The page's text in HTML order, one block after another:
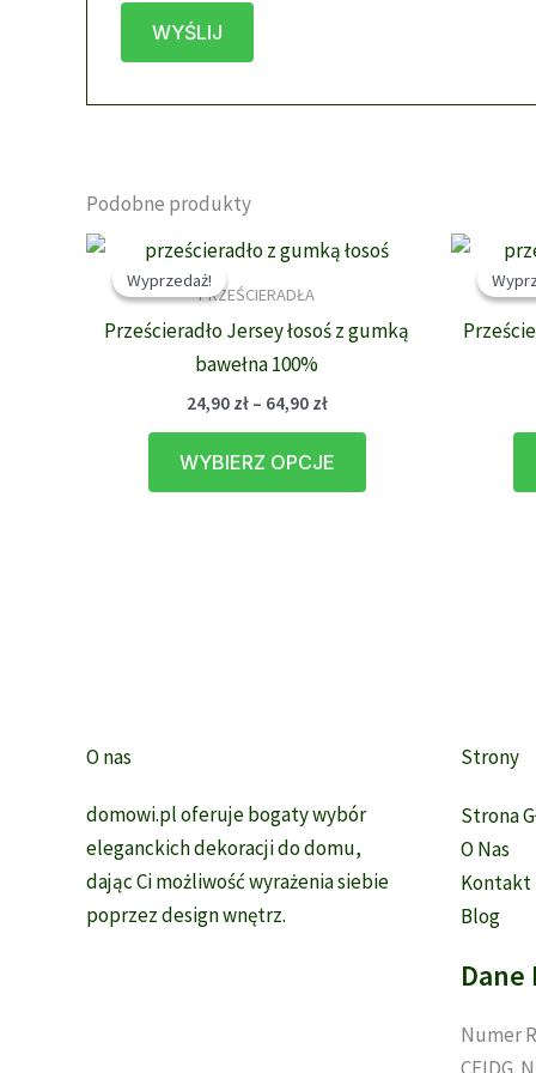
Podobne produkty
Wyprzedaż!
Wyprzedaż!
PRZEŚCIERADŁA
Prześcieradło Jersey łosoś z gumką
bawełna 100%
24,90 zł – 64,90 złZakres
24,90 zł
do
WYBIERZ OPCJE
Ten
O nas
domowi.pl oferuje bogaty wybór
eleganckich dekoracji do domu,
dając Ci możliwość wyrażenia siebie
poprzez design wnętrz.
Strony
Strona
O Nas
Kontakt
Blog
Dane
Numer